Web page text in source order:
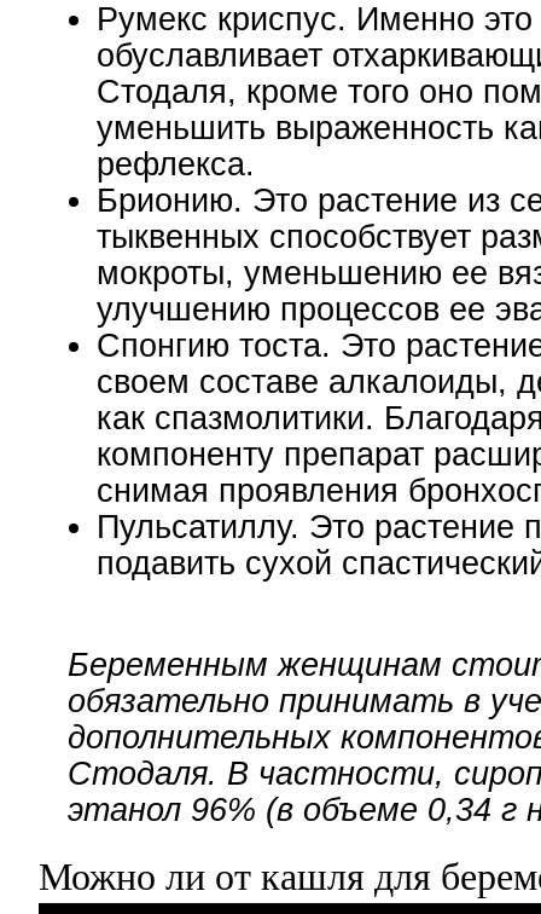
Румекс криспус. Именно это
обуславливает
Стодаля, кроме того оно
уменьшить выраженность
рефлекса.
Брионию. Это растение из
тыквенных способствует
мокроты, уменьшению ее
улучшению процессов ее
Спонгию тоста. Это
своем составе алкалоиды,
как спазмолитики.
компоненту препарат
снимая проявления
Пульсатиллу. Это растение
подавить сухой
Беременным женщинам
обязательно принимать в
дополнительных
Стодаля. В частности,
этанол 96% (в объеме 0,34 г
Можно ли от кашля для